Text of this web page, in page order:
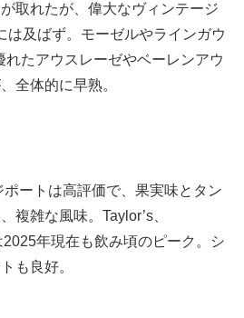
取れたが、偉大なヴィンテージ
は及ばず。モーゼルやラインガウ
たアウスレーゼやベーレンアウ
全体的に早熟。
ートは高評価で、果実味とタン
複雑な風味。Taylor’s、
2025年現在も飲み頃のピーク。シ
も良好。